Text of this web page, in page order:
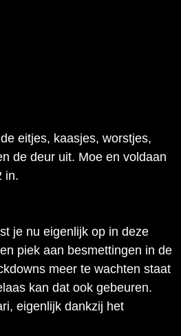
eitjes, kaasjes, worstjes,
de deur uit. Moe en voldaan
in.
je nu eigenlijk op in deze
piek aan besmettingen in de
meer te wachten staat
kan dat ook gebeuren.
eigenlijk dankzij het